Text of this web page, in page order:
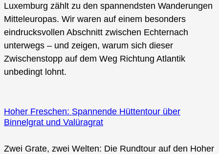
Luxemburg zählt zu den spannendsten Wanderungen
Mitteleuropas. Wir waren auf einem besonders
eindrucksvollen Abschnitt zwischen Echternach
unterwegs – und zeigen, warum sich dieser
Zwischenstopp auf dem Weg Richtung Atlantik
unbedingt lohnt.
Hoher Freschen: Spannende Hüttentour über
Binnelgrat und Valüragrat
Zwei Grate, zwei Welten: Die Rundtour auf den Hoher